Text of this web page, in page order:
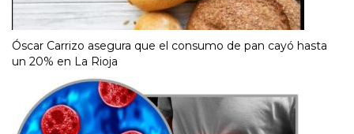
Óscar Carrizo asegura que el consumo de pan cayó hasta
un 20% en La Rioja